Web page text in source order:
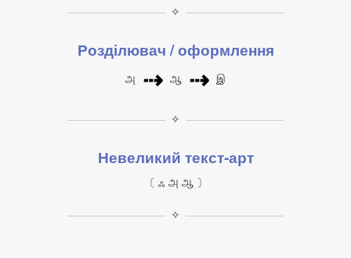
✧
Розділювач / оформлення
அ ⇢ ஆ ⇢ இ
✧
Невеликий текст‑арт
〔 ஃ அ ஆ 〕
✧